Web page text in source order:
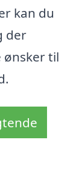
kan du
der
til